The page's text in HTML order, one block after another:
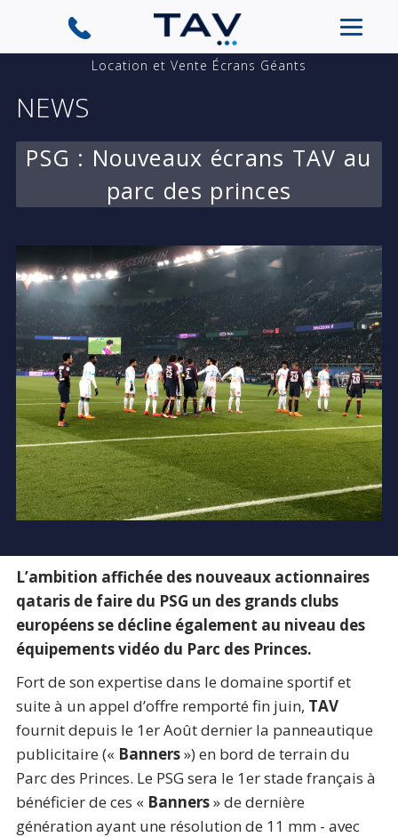
Location et Vente Écrans Géants
NEWS
PSG : Nouveaux écrans TAV au
parc des princes
L’ambition affichée des nouveaux actionnaires
qataris de faire du PSG un des grands clubs
européens se décline également au niveau des
équipements vidéo du Parc des Princes.
Fort de son expertise dans le domaine sportif et
suite à un appel d’offre remporté fin juin, TAV
fournit depuis le 1er Août dernier la panneautique
publicitaire (« Banners») en bord de terrain du
Parc des Princes. Le PSG sera le 1er stade français à
bénéficier de ces « Banners» de dernière
génération ayant une résolution de 11 mm - avec